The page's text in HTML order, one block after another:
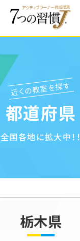
近くの教室を探す
都道府県
全国各地に拡大中！！
栃木県